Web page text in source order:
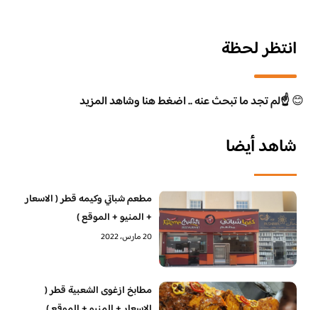
انتظر لحظة
😊☝️لم تجد ما تبحث عنه .. اضغط هنا وشاهد المزيد
شاهد أيضا
مطعم شباتي وكيمه قطر ( الاسعار
+ المنيو + الموقع )
20 مارس، 2022
مطابخ ازغوى الشعبية قطر (